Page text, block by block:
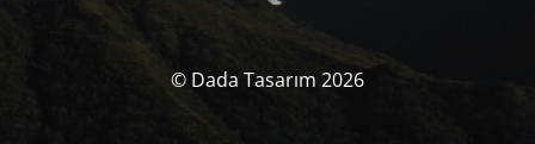
© Dada Tasarım 2026